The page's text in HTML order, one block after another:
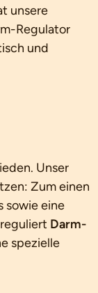
unsere
Regulator
und
Unser
Zum einen
sowie eine
Darm-
spezielle